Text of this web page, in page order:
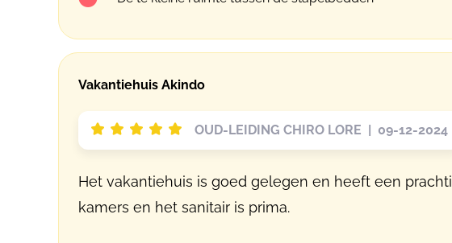
Vakantiehuis Akindo
OUD-LEIDING CHIRO LORE | 09-12-2024
Het vakantiehuis is goed gelegen en heeft een
kamers en het sanitair is prima.